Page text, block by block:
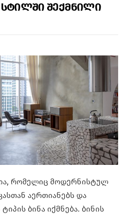
სტილში შექმნილი
რომელიც მოდერნისტულ
აერთიანებს და
ბინა იქმნება. ბინის